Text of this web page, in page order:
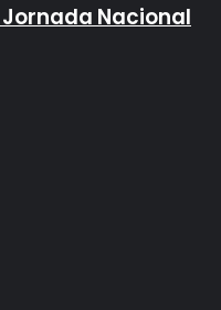
Nacional